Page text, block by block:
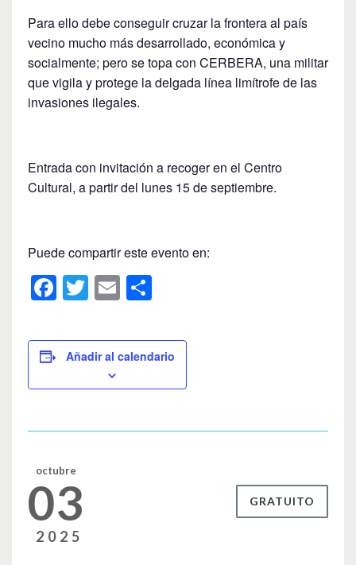
Para ello debe conseguir cruzar la frontera al país
vecino mucho más desarrollado, económica y
socialmente; pero se topa con CERBERA, una militar
que vigila y protege la delgada línea limítrofe de las
invasiones ilegales.
Entrada con invitación a recoger en el Centro
Cultural, a partir del lunes 15 de septiembre.
Puede compartir este evento en:
F
c
e
b
o
k
T
tt
er
E
ailm
p
ar
Añadir al calendario
octubre
03
2025
GRATUITO